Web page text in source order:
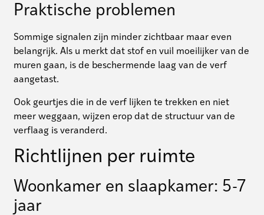
Praktische problemen
Sommige signalen zijn minder zichtbaar maar even
belangrijk. Als u merkt dat stof en vuil moeilijker van de
muren gaan, is de beschermende laag van de verf
aangetast.
Ook geurtjes die in de verf lijken te trekken en niet
meer weggaan, wijzen erop dat de structuur van de
verflaag is veranderd.
Richtlijnen per ruimte
Woonkamer en slaapkamer: 5-7
jaar